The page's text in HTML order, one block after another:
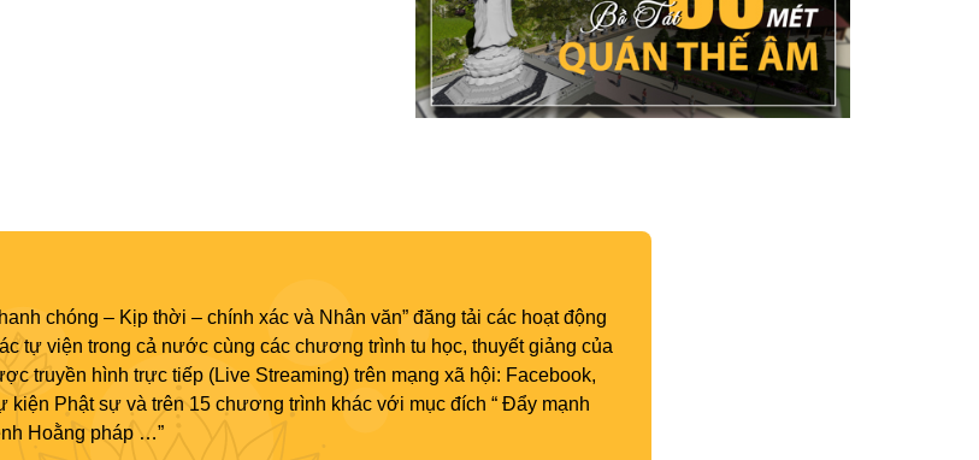
chóng – Kịp thời – chính xác và Nhân văn” đăng tải các hoạt động
tự viện trong cả nước cùng các chương trình tu học, thuyết giảng của
truyền hình trực tiếp (Live Streaming) trên mạng xã hội: Facebook,
kiện Phật sự và trên 15 chương trình khác với mục đích “ Đẩy mạnh
Hoằng pháp …”